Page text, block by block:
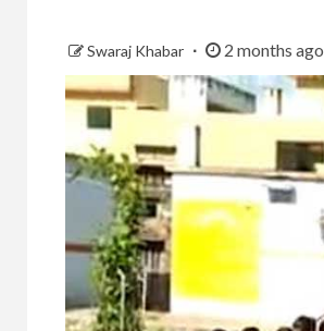
Swaraj Khabar 2 months ago